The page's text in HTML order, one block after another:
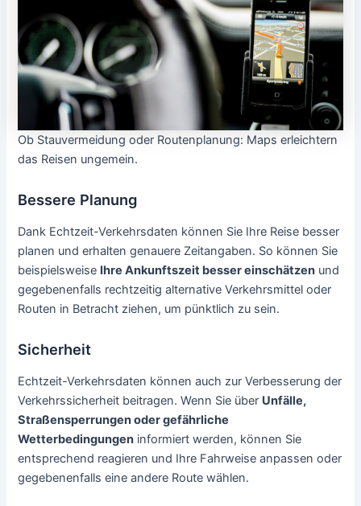
Ob Stauvermeidung oder Routenplanung: Maps erleichtern
das Reisen ungemein.
Bessere Planung
Dank Echtzeit-Verkehrsdaten können Sie Ihre Reise besser
planen und erhalten genauere Zeitangaben. So können Sie
beispielsweise Ihre Ankunftszeit besser einschätzen und
gegebenenfalls rechtzeitig alternative Verkehrsmittel oder
Routen in Betracht ziehen, um pünktlich zu sein.
Sicherheit
Echtzeit-Verkehrsdaten können auch zur Verbesserung der
Verkehrssicherheit beitragen. Wenn Sie über Unfälle,
Straßensperrungen oder gefährliche
Wetterbedingungen informiert werden, können Sie
entsprechend reagieren und Ihre Fahrweise anpassen oder
gegebenenfalls eine andere Route wählen.